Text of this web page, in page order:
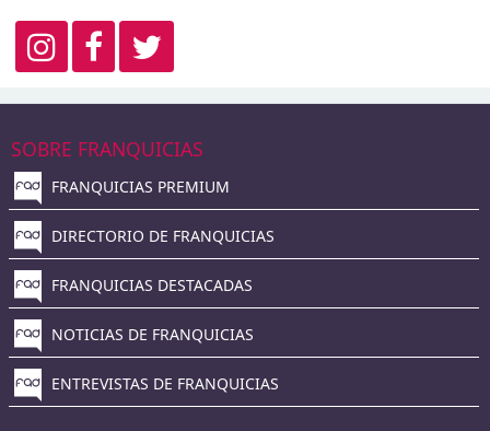
SOBRE FRANQUICIAS
FRANQUICIAS PREMIUM
DIRECTORIO DE FRANQUICIAS
FRANQUICIAS DESTACADAS
NOTICIAS DE FRANQUICIAS
ENTREVISTAS DE FRANQUICIAS